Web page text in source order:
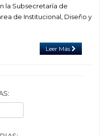
la Subsecretaría de
de Institucional, Diseño y
Leer Más